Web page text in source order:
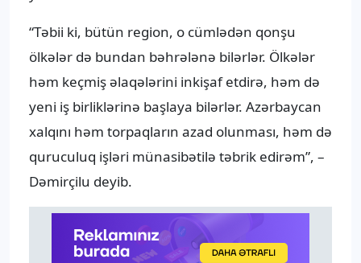
“Təbii ki, bütün region, o cümlədən qonşu
ölkələr də bundan bəhrələnə bilərlər. Ölkələr
həm keçmiş əlaqələrini inkişaf etdirə, həm də
yeni iş birliklərinə başlaya bilərlər. Azərbaycan
xalqını həm torpaqların azad olunması, həm də
quruculuq işləri münasibətilə təbrik edirəm”, –
Dəmirçilu deyib.